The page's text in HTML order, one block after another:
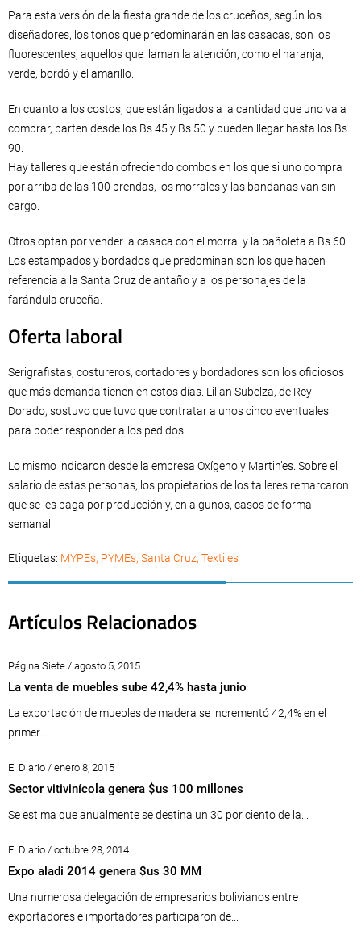
Para esta versión de la fiesta grande de los cruceños, según los
diseñadores, los tonos que predominarán en las casacas, son los
fluorescentes, aquellos que llaman la atención, como el naranja,
verde, bordó y el amarillo.
En cuanto a los costos, que están ligados a la cantidad que uno va a
comprar, parten desde los Bs 45 y Bs 50 y pueden llegar hasta los Bs
90.
Hay talleres que están ofreciendo combos en los que si uno compra
por arriba de las 100 prendas, los morrales y las bandanas van sin
cargo.
Otros optan por vender la casaca con el morral y la pañoleta a Bs 60.
Los estampados y bordados que predominan son los que hacen
referencia a la Santa Cruz de antaño y a los personajes de la
farándula cruceña.
Oferta laboral
Serigrafistas, costureros, cortadores y bordadores son los oficiosos
que más demanda tienen en estos días. Lilian Subelza, de Rey
Dorado, sostuvo que tuvo que contratar a unos cinco eventuales
para poder responder a los pedidos.
Lo mismo indicaron desde la empresa Oxígeno y Martin’es. Sobre el
salario de estas personas, los propietarios de los talleres remarcaron
que se les paga por producción y, en algunos, casos de forma
semanal
Etiquetas: MYPEs, PYMEs, Santa Cruz, Textiles
Artículos Relacionados
Página Siete / agosto 5, 2015
La venta de muebles sube 42,4% hasta junio
La exportación de muebles de madera se incrementó 42,4% en el
primer...
El Diario / enero 8, 2015
Sector vitivinícola genera $us 100 millones
Se estima que anualmente se destina un 30 por ciento de la...
El Diario / octubre 28, 2014
Expo aladi 2014 genera $us 30 MM
Una numerosa delegación de empresarios bolivianos entre
exportadores e importadores participaron de...